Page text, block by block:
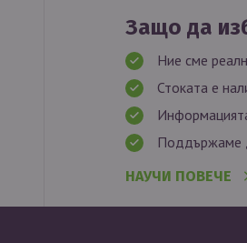
Защо да
Ние сме
Стоката е
Поддържаме
НАУЧИ ПОВЕЧЕ